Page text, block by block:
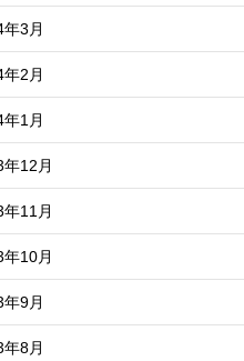
3月
2月
1月
年12月
年11月
年10月
9月
8月